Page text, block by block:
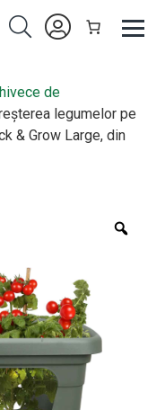
de
legumelor pe
& Grow Large, din